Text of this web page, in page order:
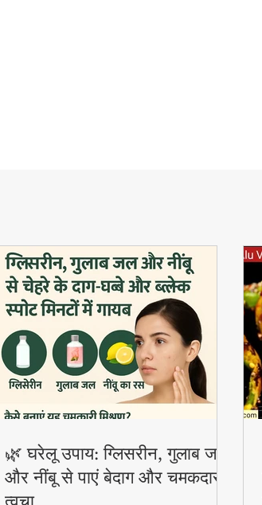
🌿 घरेलू उपाय: ग्लिसरीन, गुलाब जल
और नींबू से पाएं बेदाग और चमकदार